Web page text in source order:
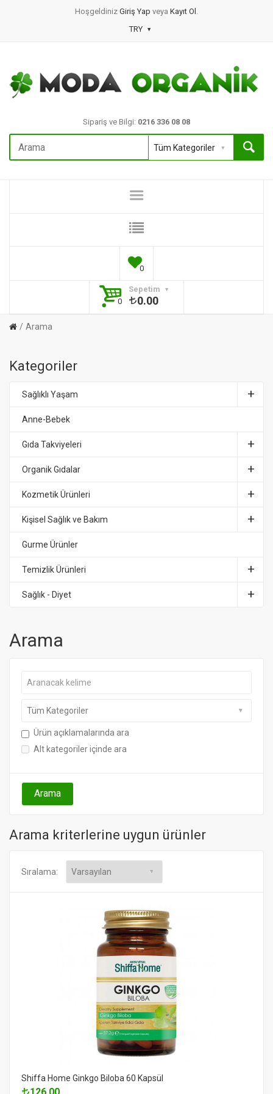
Hoşgeldiniz Giriş Yap veya Kayıt Ol .
TRY
Sipariş ve Bilgi: 0216 336 08 08
0
Sepetim
0
0.00
Arama
Kategoriler
Sağlıklı Yaşam
Anne-Bebek
Gıda Takviyeleri
Organik Gıdalar
Kozmetik Ürünleri
Kişisel Sağlık ve Bakım
Gurme Ürünler
Temizlik Ürünleri
Sağlık - Diyet
Arama
Ürün açıklamalarında ara
Alt kategoriler içinde ara
Arama kriterlerine uygun ürünler
Sıralama:
Shiffa Home Ginkgo Biloba 60 Kapsül